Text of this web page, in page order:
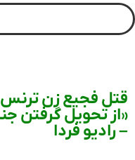
قتل فجیع زن
«از تحویل گرفتن
– رادیو فردا